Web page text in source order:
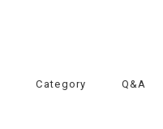
Category Q&A